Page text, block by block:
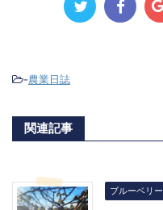
-農業日誌
関連記事
ブルーベリー